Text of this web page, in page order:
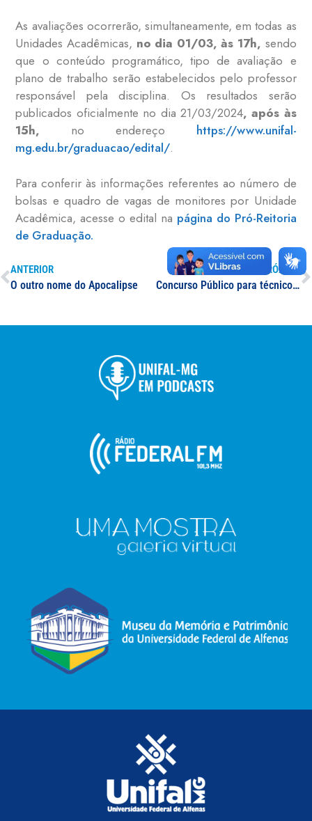
As avaliações ocorrerão, simultaneamente, em todas as
Unidades Acadêmicas, no dia 01/03, às 17h, sendo
que o conteúdo programático, tipo de avaliação e
plano de trabalho serão estabelecidos pelo professor
responsável pela disciplina. Os resultados serão
publicados oficialmente no dia 21/03/2024, após às
15h, no endereço https://www.unifal-
mg.edu.br/graduacao/edital/.
Para conferir às informações referentes ao número de
bolsas e quadro de vagas de monitores por Unidade
Acadêmica, acesse o edital na página do Pró-Reitoria
de Graduação.
ANTERIOR
O outro nome do Apocalipse
PRÓXIMO
Concurso Público para técnico de laboratório nas áreas de Química, Análises Clínicas e Eletrônica